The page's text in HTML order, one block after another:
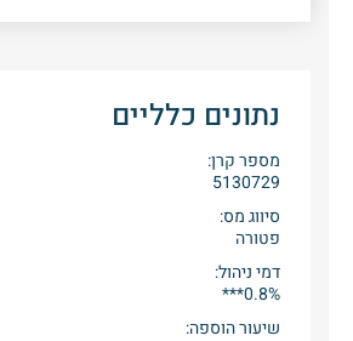
נתונים כלליים
מספר קרן:
5130729
סיווג מס:
פטורה
דמי ניהול:
0.8%***
שיעור הוספה: